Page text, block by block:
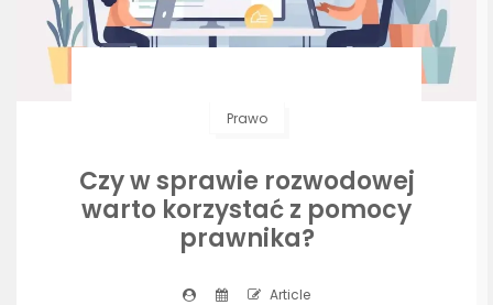
Prawo
Czy w sprawie rozwodowej
warto korzystać z pomocy
prawnika?
Article